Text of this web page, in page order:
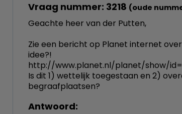
Vraag nummer: 3218 (oude
Geachte heer van der Putten,
Zie een bericht op Planet internet
idee?!
http://www.planet.nl/planet/show/
Is dit 1) wettelijk toegestaan en 2)
begraafplaatsen?
Antwoord: